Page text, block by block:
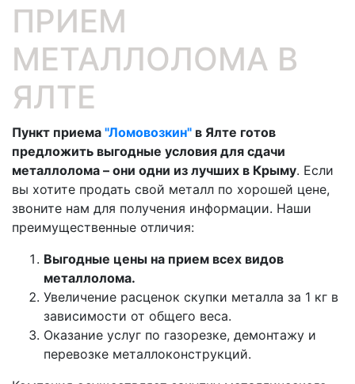
ПРИЕМ
МЕТАЛЛОЛОМА В
ЯЛТЕ
Пункт приема "Ломовозкин" в Ялте готов
предложить выгодные условия для сдачи
металлолома – они одни из лучших в Крыму. Если
вы хотите продать свой металл по хорошей цене,
звоните нам для получения информации. Наши
преимущественные отличия:
Выгодные цены на прием всех видов
металлолома.
Увеличение расценок скупки металла за 1 кг в
зависимости от общего веса.
Оказание услуг по газорезке, демонтажу и
перевозке металлоконструкций.